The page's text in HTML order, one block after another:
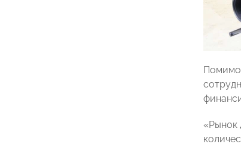
Помимо
«Рынок